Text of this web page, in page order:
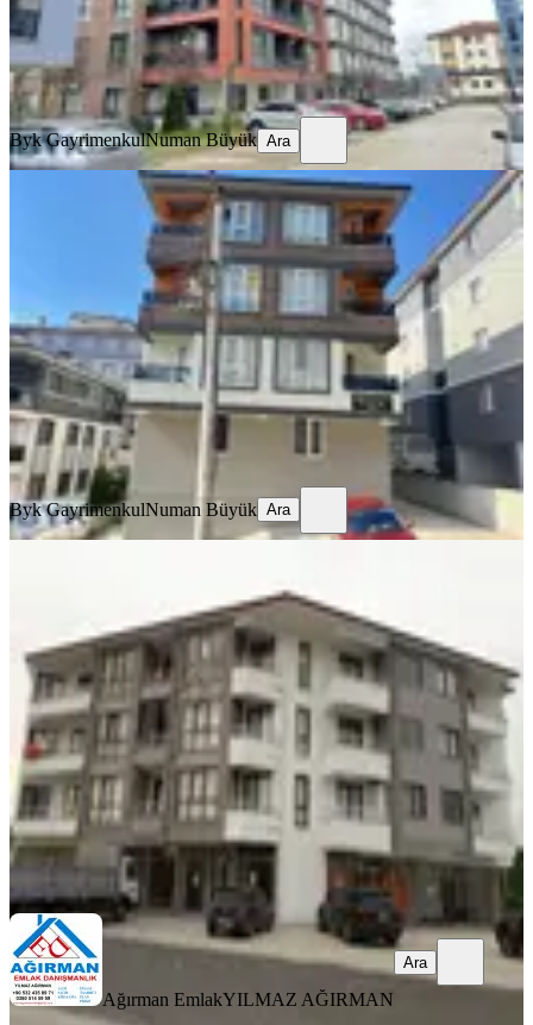
Byk GayrimenkulNuman Büyük
Ara
Byk GayrimenkulNuman Büyük Ara
Byk' Dan! Manzaralı! Geniş M2!
Eşyalı Kiralık 1+1 Daire!
Düzce, Merkez
1+1·55 m²·4. Kat·15.07.2026
14.450 ₺
Byk Gayrimenkul Numan Büyük
Ara
Byk GayrimenkulNuman Büyük Ara
Site İçi Kiralık 1+1 Daire
Düzce, Merkez
1+1
·55 m² · 4. Kat· 30.07.2025
9.500 ₺
Ağırman Emlak YILMAZ AĞIRMAN
Ağırman EmlakYILMAZ AĞIRMAN
Ara